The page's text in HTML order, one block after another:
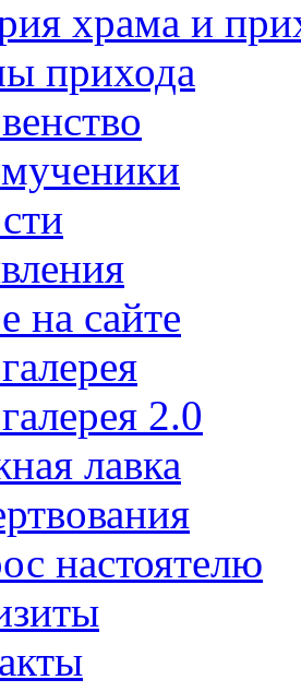
храма и
прихода
на сайте
2.0
лавка
настоятелю